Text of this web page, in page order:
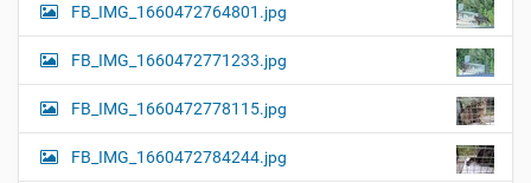
FB_IMG_1660472764801.jpg
FB_IMG_1660472771233.jpg
FB_IMG_1660472778115.jpg
FB_IMG_1660472784244.jpg